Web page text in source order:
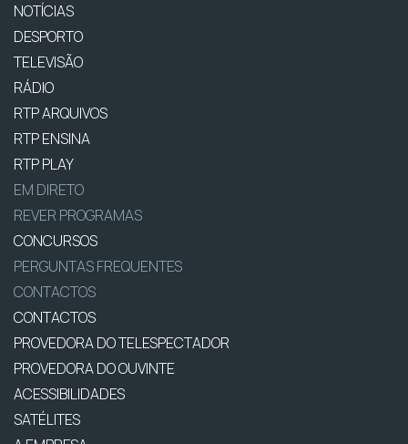
NOTÍCIAS
DESPORTO
TELEVISÃO
RÁDIO
RTP ARQUIVOS
RTP ENSINA
RTP PLAY
EM DIRETO
REVER PROGRAMAS
CONCURSOS
PERGUNTAS FREQUENTES
CONTACTOS
CONTACTOS
PROVEDORA DO TELESPECTADOR
PROVEDORA DO OUVINTE
ACESSIBILIDADES
SATÉLITES